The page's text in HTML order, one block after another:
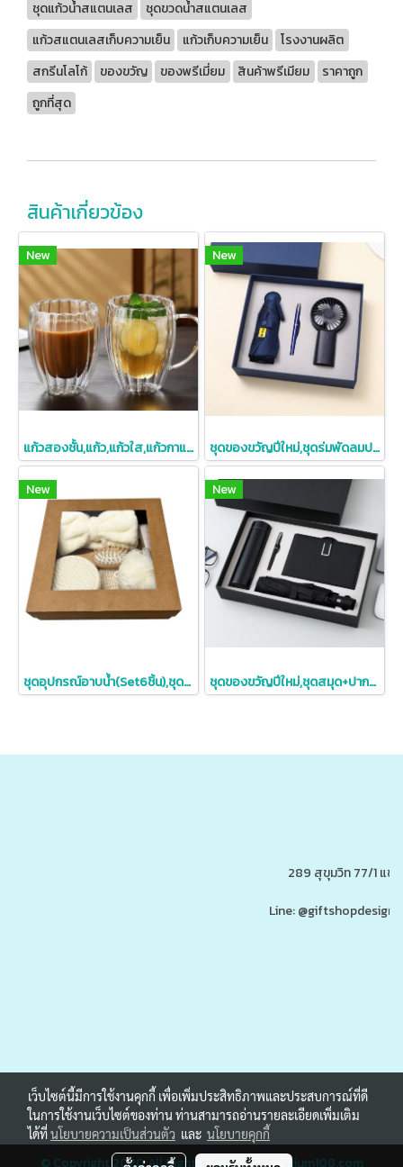
ชุดแก้วน้ำสแตนเลส
ชุดขวดน้ำสแตนเลส
แก้วสแตนเลสเก็บความเย็น
แก้วเก็บความเย็น
โรงงานผลิต
สกรีนโลโก้
ของขวัญ ของพรีเมี่ยม สินค้าพรีเมียม
ราคาถูก
ถูกที่สุด
สินค้าเกี่ยวข้อง
New
แก้วสองชั้น,แก้ว,แก้วใส,แก้วกาแฟ,แก้วกาแฟสองชั้น250ml,350ml,450ml
New
ชุดของขวัญปีใหม่,ชุดร่มพัดลมปากกา,ของขวัญปีใหม่สกรีนโลโก้
New
ชุดอุปกรณ์อาบน้ำ(Set6ชิ้น),ชุดอาบน้ำ6ชิ้น
New
ชุดของขวัญปีใหม่,ชุดสมุด+ปากกา+ร่ม+กระบอกน้ำ,ของขวัญปีใหม่สกรีนโลโก้
289 สุขุมวิท 77/1 แข
Line:
© Copyright 2020 All Rights Reserved.premium108.com
เว็บไซต์นี้มีการใช้งานคุกกี้ เพื่อเพิ่มประสิทธิภาพและประสบการณ์ที่ดี
ในการใช้งานเว็บไซต์ของท่าน ท่านสามารถอ่านรายละเอียดเพิ่มเติม
ได้ที่นโยบายความเป็นส่วนตัว และ นโยบายคุกกี้